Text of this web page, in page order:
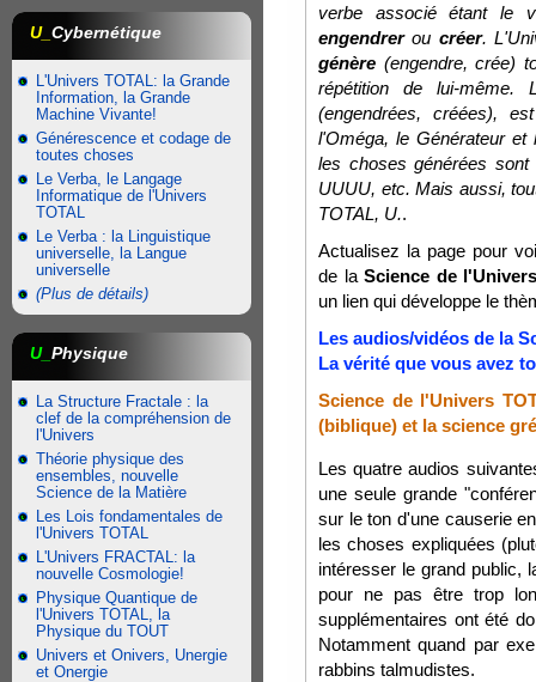
U_ Cybernétique
L'Univers TOTAL: la Grande
Information, la Grande
Machine Vivante!
Générescence et codage de
toutes choses
Le Verba, le Langage
Informatique de l'Univers
TOTAL
Le Verba : la Linguistique
universelle, la Langue
universelle
(Plus de détails)
U_ Physique
La Structure Fractale : la
clef de la compréhension de
l'Univers
Théorie physique des
ensembles, nouvelle
Science de la Matière
Les Lois fondamentales de
l'Univers TOTAL
L'Univers FRACTAL: la
nouvelle Cosmologie!
Physique Quantique de
l'Univers TOTAL, la
Physique du TOUT
Univers et Onivers, Unergie
et Onergie
verbe associé étant le
engendrerou créer.
génère (engendre, crée)
répétition de lui-
(engendrées, créées),
l'Oméga, le Générateur
les choses générées
UUUU, etc. Mais aussi,
TOTAL, U..
Actualisez la page pour
de laScience de
un lien qui développe le
Les audios/vidéos de la
La vérité que vous avez
Science de l'Univers
(biblique) et la science
Les quatre audios
une seule grande
sur le ton d'une causerie
les choses expliquées
intéresser le grand public,
pour ne pas être trop
supplémentaires ont été
Notamment quand par
rabbins talmudistes.